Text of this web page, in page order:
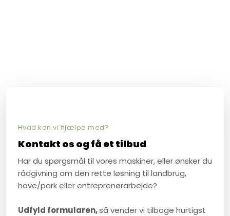
Hvad kan vi hjælpe med?​
Kontakt os og få et tilbud
Har du spørgsmål til vores maskiner, eller ønsker du
rådgivning om den rette løsning til landbrug,
have/park eller entreprenørarbejde?
Udfyld formularen,så vender vi tilbage hurtigst